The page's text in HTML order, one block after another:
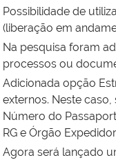
Possibilidade de
(liberação em
Na pesquisa foram
processos ou
Adicionada opção
externos. Neste
Número do
RG e Órgão
Agora será lançado